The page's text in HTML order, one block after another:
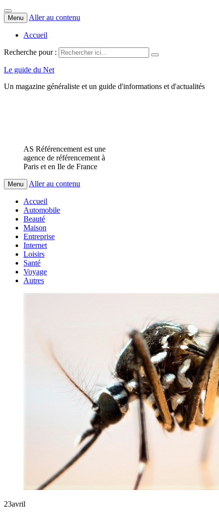
Menu Aller au contenu
Accueil
Recherche pour :
Le guide du Net
Un magazine généraliste et un guide d'informations et d'actualités
AS Référencement est une
agence de référencement à
Paris et en Ile de France
Menu Aller au contenu
Accueil
Automobile
Beauté
Maison
Entreprise
Internet
Loisirs
Santé
Voyage
Autres
23avril